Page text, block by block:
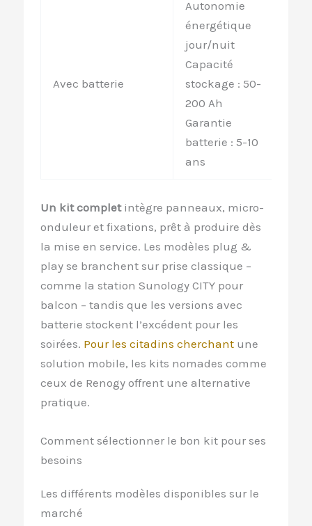
Avec batterie
Autonomie
énergétique
jour/nuit
Capacité
stockage : 50-
200 Ah
Garantie
batterie : 5-10
ans
Un kit completintègre panneaux, micro-
onduleur et fixations, prêt à produire dès
la mise en service. Les modèles plug &
play se branchent sur prise classique –
comme la station Sunology CITY pour
balcon – tandis que les versions avec
batterie stockent l’excédent pour les
soirées. Pour les citadins cherchant une
solution mobile, les kits nomades comme
ceux de Renogy offrent une alternative
pratique.
Comment sélectionner le bon kit pour ses
besoins
Les différents modèles disponibles sur le
marché